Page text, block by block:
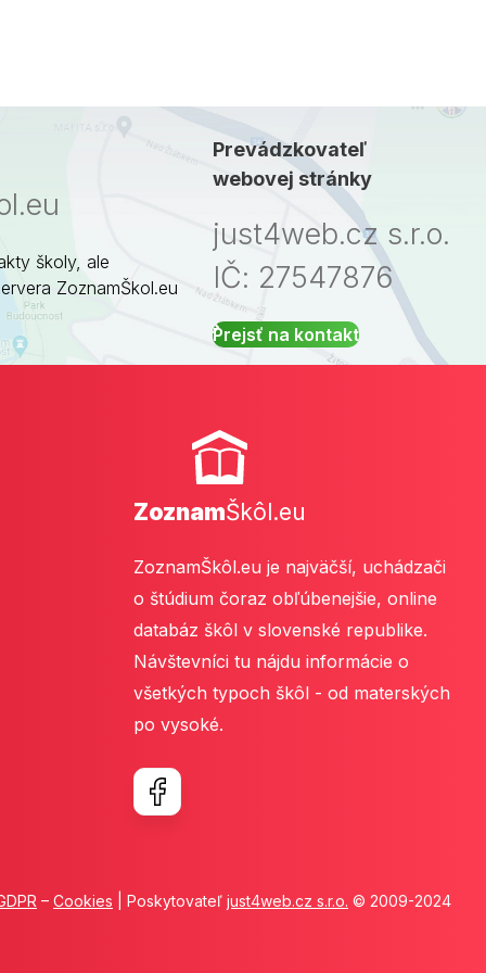
školy, ale
ZoznamŠkol.eu
Prevádzkovateľ
webovej stránky
just4web.cz s.r.o.
IČ: 27547876
Prejsť na kontakt
ZoznamŠkôl.eu
ZoznamŠkôl.eu je najväčší, uchádzači
o štúdium čoraz obľúbenejšie, online
databáz škôl v slovenské republike.
Návštevníci tu nájdu informácie o
všetkých typoch škôl - od materských
po vysoké.
– Cookies | Poskytovateľ just4web.cz s.r.o. © 2009-2024